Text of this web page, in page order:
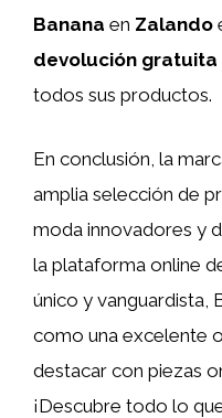
Banana en Zalando
devolución gratuita
todos sus productos.
En conclusión, la
amplia selección de
moda innovadores y
la plataforma online
único y vanguardista,
como una excelente
destacar con piezas
¡Descubre todo lo